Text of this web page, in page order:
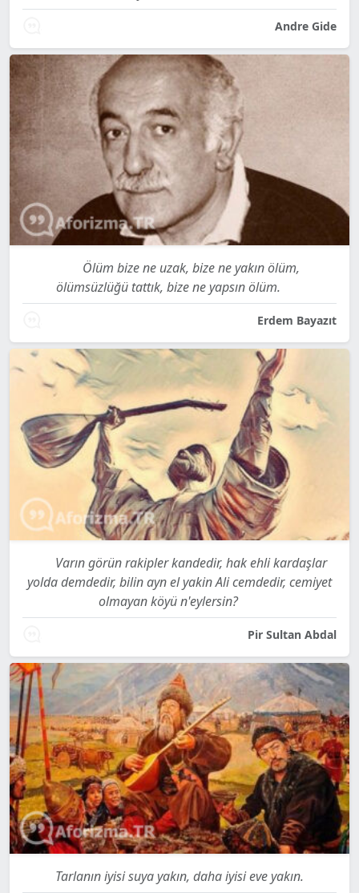
Andre Gide
Ölüm bize ne uzak, bize ne yakın ölüm,
ölümsüzlüğü tattık, bize ne yapsın ölüm.
Erdem Bayazıt
Varın görün rakipler kandedir, hak ehli kardaşlar
yolda demdedir, bilin ayn el yakin Ali cemdedir, cemiyet
olmayan köyü n'eylersin?
Pir Sultan Abdal
Tarlanın iyisi suya yakın, daha iyisi eve yakın.